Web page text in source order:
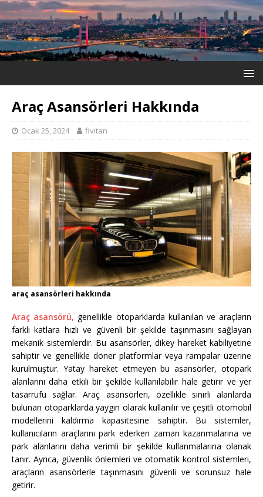
Araç Asansörleri Hakkında
Ocak 25, 2024 fivitan
araç asansörleri hakkında
Araç asansörü, genellikle otoparklarda kullanılan ve araçların
farklı katlara hızlı ve güvenli bir şekilde taşınmasını sağlayan
mekanik sistemlerdir. Bu asansörler, dikey hareket kabiliyetine
sahiptir ve genellikle döner platformlar veya rampalar üzerine
kurulmuştur. Yatay hareket etmeyen bu asansörler, otopark
alanlarını daha etkili bir şekilde kullanılabilir hale getirir ve yer
tasarrufu sağlar. Araç asansörleri, özellikle sınırlı alanlarda
bulunan otoparklarda yaygın olarak kullanılır ve çeşitli otomobil
modellerini kaldırma kapasitesine sahiptir. Bu sistemler,
kullanıcıların araçlarını park ederken zaman kazanmalarına ve
park alanlarını daha verimli bir şekilde kullanmalarına olanak
tanır. Ayrıca, güvenlik önlemleri ve otomatik kontrol sistemleri,
araçların asansörlerle taşınmasını güvenli ve sorunsuz hale
getirir.